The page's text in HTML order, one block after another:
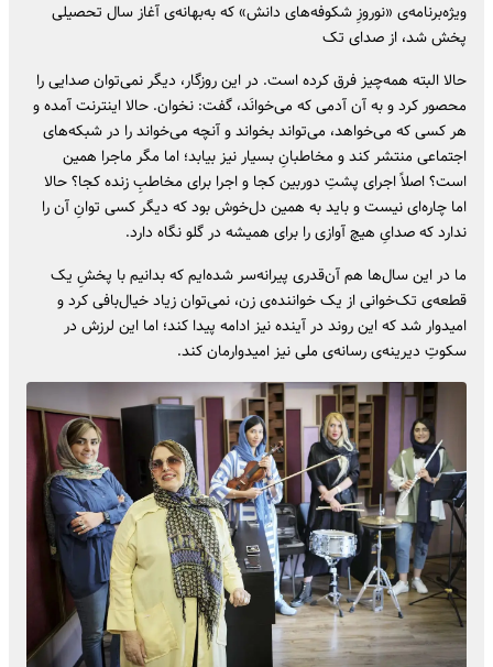
ویژه‌برنامه‌ی «نوروزِ شکوفه‌های دانش» که به‌بهانه‌ی آغاز سال تحصیلی
پخش شد، از صدای تک‌
حالا البته همه‌چیز فرق کرده است. در این روزگار، دیگر نمی‌توان صدایی را
محصور کرد و به آن آدمی که می‌خوانَد، گفت: نخوان. حالا اینترنت آمده و
هر کسی که می‌خواهد، می‌تواند بخواند و آنچه می‌خواند را در شبکه‌های
اجتماعی منتشر کند و مخاطبانِ بسیار نیز بیابد؛ اما مگر ماجرا همین
است؟ اصلاً اجرای پشتِ دوربین کجا و اجرا برای مخاطبِ زنده کجا؟ حالا
اما چاره‌ای نیست و باید به همین دل‌خوش بود که دیگر کسی توانِ آن را
ندارد که صدایِ هیچ آوازی را برای همیشه در گلو نگاه دارد.
ما در این سال‌ها هم آن‌قدری پیرانه‌سر شده‌ایم که بدانیم با پخشِ یک
قطعه‌ی تک‌خوانی از یک خواننده‌ی زن، نمی‌توان زیاد خیال‌بافی کرد و
امیدوار شد که این روند در آینده نیز ادامه پیدا کند؛ اما این لرزش در
سکوتِ دیرینه‌ی رسانه‌ی ملی نیز امیدوارمان کند.